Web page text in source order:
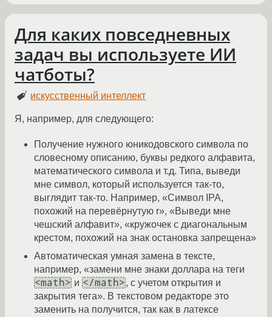
Для каких повседневных
задач вы используете ИИ
чатботы?
искусственный интеллект
Я, например, для следующего:
Получение нужного юникодовского символа по
словесному описанию, буквы редкого алфавита,
математического символа и т.д. Типа, выведи
мне символ, который используется так-то,
выглядит так-то. Например, «Символ IPA,
похожий на перевёрнутую r», «Выведи мне
чешский алфавит», «кружочек с диагональным
крестом, похожий на знак остановка запрещена»
Автоматическая умная замена в тексте,
например, «замени мне знаки доллара на теги
<math> и </math>, с учетом открытия и
закрытия тега». В текстовом редакторе это
заменить на получится, так как в латексе